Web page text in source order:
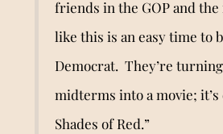
friends in the GOP and
like this is an easy time to
Democrat. They’re
midterms into a movie; it’s
Shades of Red.”